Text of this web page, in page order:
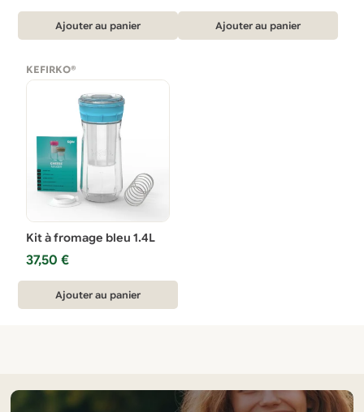
Ajouter au panier Ajouter au panier
KEFIRKO®
Kit à fromage bleu 1.4L
37,50€
Ajouter au panier